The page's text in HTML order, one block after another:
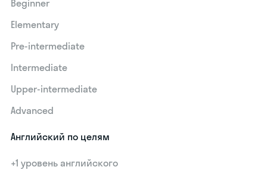
Beginner
Elementary
Pre-intermediate
Intermediate
Upper-intermediate
Advanced
Английский по целям
+1 уровень английского